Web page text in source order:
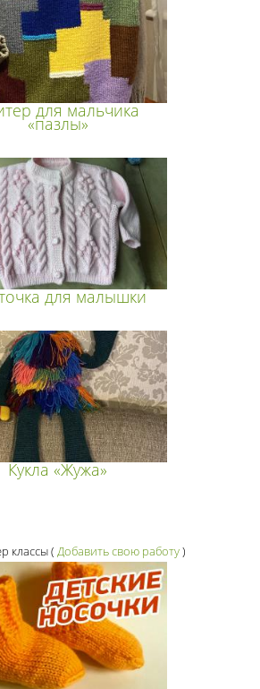
для мальчика
«пазлы»
для малышки
Кукла «Жужа»
классы( Добавить свою работу)